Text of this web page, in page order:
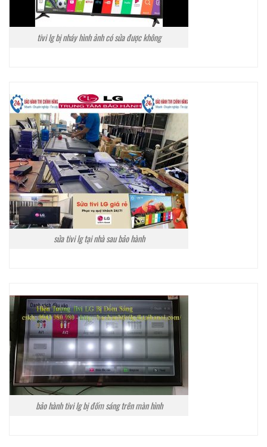
tivi lg bị nháy hình ảnh có sửa được không
sửa tivi lg tại nhà sau bảo hành
bảo hành tivi lg bị đốm sáng trên màn hình